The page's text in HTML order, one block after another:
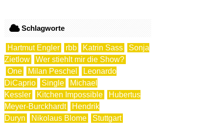
Schlagworte
Hartmut Engler rbb Katrin Sass
Sonja
Zietlow
Wer stiehlt mir die Show?
One
Milan Peschel
Leonardo
DiCaprio
Single
Michael
Kessler
Kitchen Impossible
Hubertus
Meyer-Burckhardt
Hendrik
Duryn
Nikolaus Blome Stuttgart